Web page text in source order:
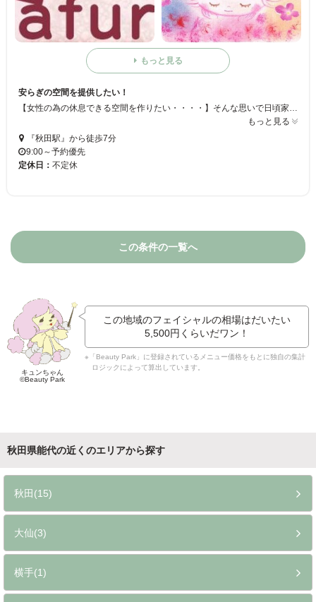
もっと見る
安らぎの空間を提供したい！
【女性の為の休息できる空間を作りたい・・・・】そんな思いで日頃家事や育児で大変な女性の安らぎの場にしたいと思っています☆☆是非日頃の疲れを癒しにきませんか？？是非お待ちしております♪♪
もっと見る
『秋田駅』から徒歩7分
9:00～予約優先
定休日： 不定休
この条件の一覧へ
キュンちゃん
©Beauty Park
この地域のフェイシャルの相場はだいたい
5,500円 くらいだワン！
※「Beauty Park」に登録されているメニュー価格をもとに独自の集計
ロジックによって算出しています。
秋田県能代の近くのエリアから探す
秋田(15)
大仙(3)
横手(1)